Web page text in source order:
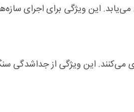
این ویژگی برای اجرای
این ویژگی از جداشدگی